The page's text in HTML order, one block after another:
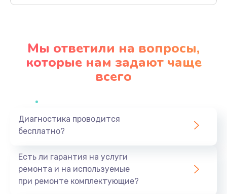
Заказать
800 руб.
Заказать
Заказать
600 руб.
Заказать
Мы ответили на вопросы,
которые нам задают чаще
всего
Диагностика проводится
бесплатно?
Есть ли гарантия на услуги
ремонта и на используемые
при ремонте комплектующие?